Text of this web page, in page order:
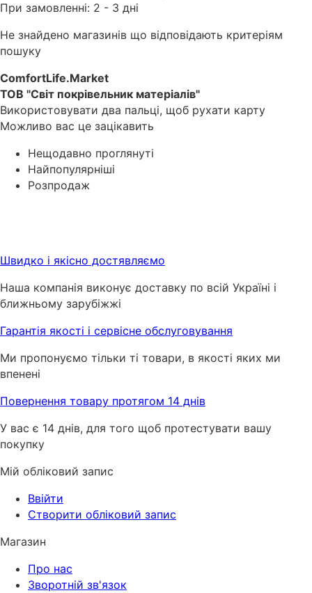
При замовленні: 2 - 3 дні
Не знайдено магазинів що відповідають критеріям
пошуку
ComfortLife.Market
ТОВ "Світ покрівельник матеріалів"
Використовувати два пальці, щоб рухати карту
Можливо вас це зацікавить
Нещодавно проглянуті
Найпопулярніші
Розпродаж
Швидко і якісно достявляємо
Наша компанія виконує доставку по всій Україні і
ближньому зарубіжжі
Гарантія якості і сервісне обслуговування
Ми пропонуємо тільки ті товари, в якості яких ми
впенені
Повернення товару протягом 14 днів
У вас є 14 днів, для того щоб протестувати вашу
покупку
Мій обліковий запис
Ввійти
Створити обліковий запис
Магазин
Про нас
Зворотній зв'язок